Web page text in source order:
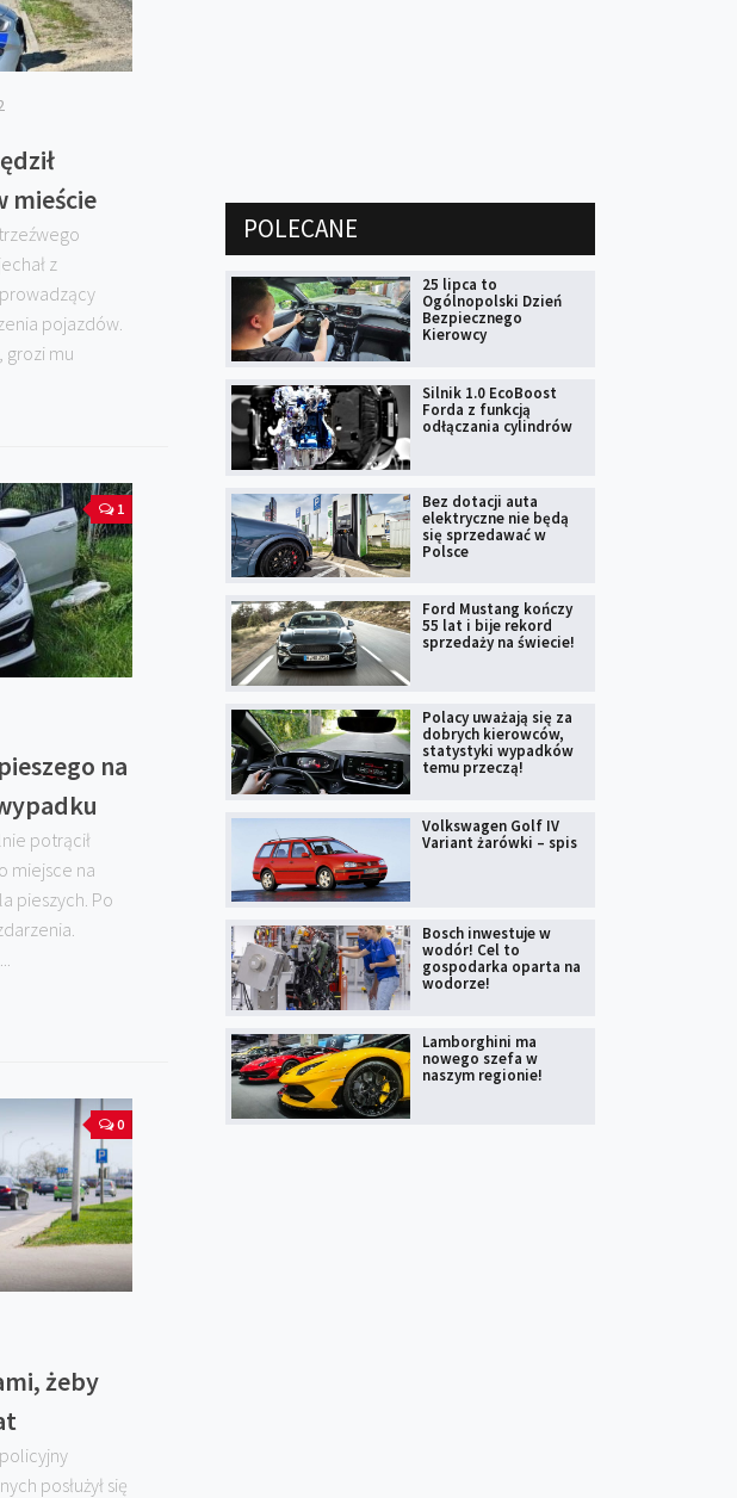
mieście
z
pojazdów.
grozi mu
1
na
potrącił
miejsce na
pieszych. Po
0
żeby
posłużył się
POLECANE
25 lipca to
Ogólnopolski Dzień
Bezpiecznego
Kierowcy
Silnik 1.0 EcoBoost
Forda z funkcją
odłączania cylindrów
Bez dotacji auta
elektryczne nie będą
się sprzedawać w
Polsce
Ford Mustang kończy
55 lat i bije rekord
sprzedaży na świecie!
Polacy uważają się za
dobrych kierowców,
statystyki wypadków
temu przeczą!
Volkswagen Golf IV
Variant żarówki – spis
Bosch inwestuje w
wodór! Cel to
gospodarka oparta na
wodorze!
Lamborghini ma
nowego szefa w
naszym regionie!